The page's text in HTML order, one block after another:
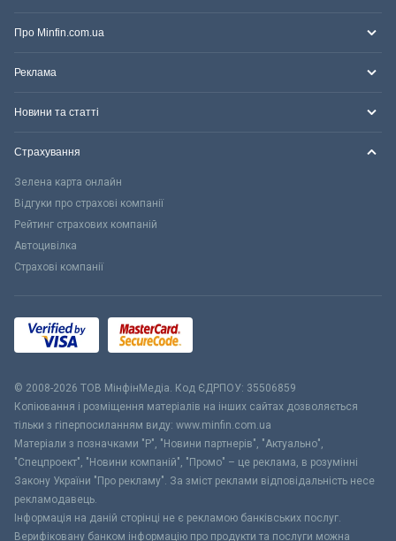
Про Minfin.com.ua
Реклама
Новини та статті
Страхування
Зелена карта онлайн
Відгуки про страхові компанії
Рейтинг страхових компаній
Автоцивілка
Страхові компанії
© 2008-2026 ТОВ МiнфiнМедiа. Код ЄДРПОУ: 35506859
Копіювання і розміщення матеріалів на інших сайтах дозволяється
тільки з гіперпосиланням виду: www.minfin.com.ua
Матеріали з позначками "Р", "Новини партнерів", "Актуально",
"Спецпроект", "Новини компаній", "Промо" – це реклама, в розумінні
Закону України "Про рекламу". За зміст реклами відповідальність несе
рекламодавець.
Інформація на даній сторінці не є рекламою банківських послуг.
Верифіковану банком інформацію про продукти та послуги можна